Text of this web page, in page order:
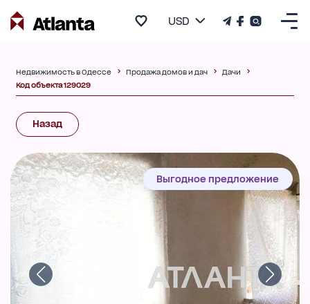
USD
Недвижимость в Одессе Продажа домов и дач
Дачи
Код объекта 129029
Назад
Выгодное предложение